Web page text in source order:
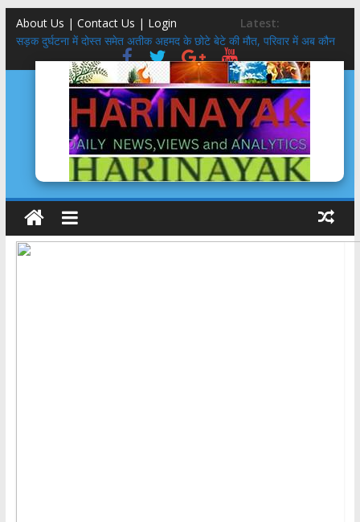
About Us | Contact Us | Login
Latest:
सड़क दुर्घटना में दोस्त समेत अतीक अहमद के छोटे बेटे की मौत, परिवार में अब कौन
उत्तराखंड कांग्रेस गठन:
गुप्ता का अंतिम संस्कार करने वाले आश्रम ने बेटियों के 5100₹ भी लौटाये
डॉलर के सामने रुपया क्यों गिर रहा है ? कारण और इतिहास
उत्तराखंड SIR: 24 लाख में से 19 लाख नोटिस BLO से वोटर तक